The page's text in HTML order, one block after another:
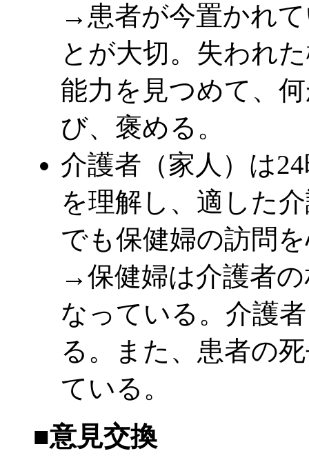
→患者が今置かれ
とが大切。失われ
能力を見つめて、
び、褒める。
介護者（家人）は
を理解し、適した
でも保健婦の訪問
→保健婦は介護者
なっている。介護
る。また、患者の
ている。
■意見交換